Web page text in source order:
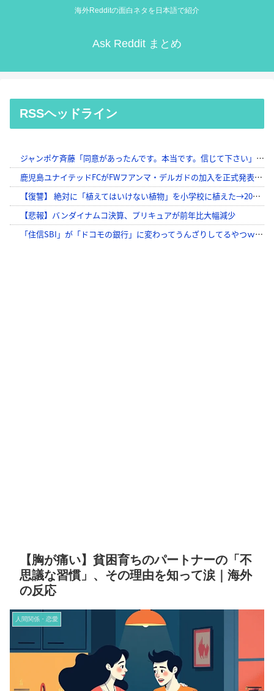
海外Redditの面白ネタを日本語で紹介
Ask Reddit まとめ
RSSヘッドライン
【胸が痛い】貧困育ちのパートナーの「不
思議な習慣」、その理由を知って涙｜海外
の反応
人間関係・恋愛